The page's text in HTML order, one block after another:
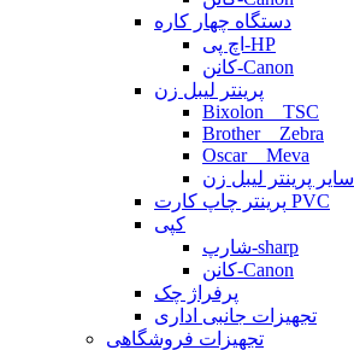
دستگاه چهار کاره
اچ پی-HP
کانن-Canon
پرینتر لیبل زن
Bixolon _ TSC
Brother _ Zebra
Oscar _ Meva
سایر پرینتر لیبل زن
پرینتر چاپ کارت PVC
کپی
شارپ-sharp
کانن-Canon
پرفراژ چک
تجهیزات جانبی اداری
تجهیزات فروشگاهی